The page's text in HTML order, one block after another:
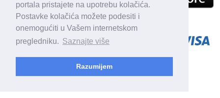
portala pristajete na upotrebu kolačića.
Postavke kolačića možete podesiti i
onemogućiti u Vašem internetskom
pregledniku. Saznajte više
Razumijem